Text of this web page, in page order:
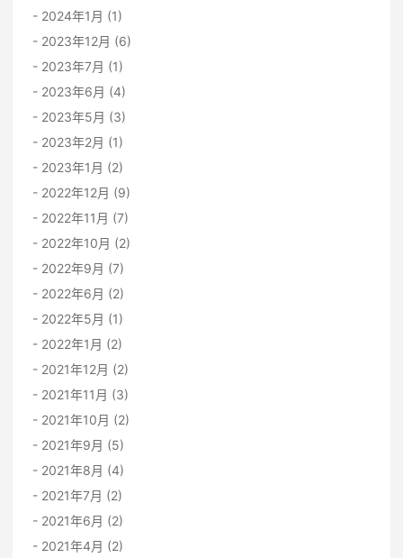
2024年1月 (1)
2023年12月 (6)
2023年7月 (1)
2023年6月 (4)
2023年5月 (3)
2023年2月 (1)
2023年1月 (2)
2022年12月 (9)
2022年11月 (7)
2022年10月 (2)
2022年9月 (7)
2022年6月 (2)
2022年5月 (1)
2022年1月 (2)
2021年12月 (2)
2021年11月 (3)
2021年10月 (2)
2021年9月 (5)
2021年8月 (4)
2021年7月 (2)
2021年6月 (2)
2021年4月 (2)